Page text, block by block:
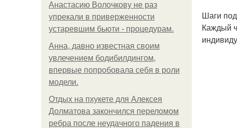
Анастасию Волочкову не раз
упрекали в приверженности
устаревшим бьюти - процедурам.
Анна, давно известная своим
увлечением бодибилдингом,
впервые попробовала себя в роли
модели.
Отдых на пхукете для Алексея
Долматова закончился переломом
ребра после неудачного падения в
Шаги
Каждый